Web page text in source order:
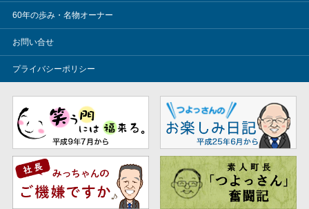
60年の歩み・名物オーナー
お問い合せ
プライバシーポリシー